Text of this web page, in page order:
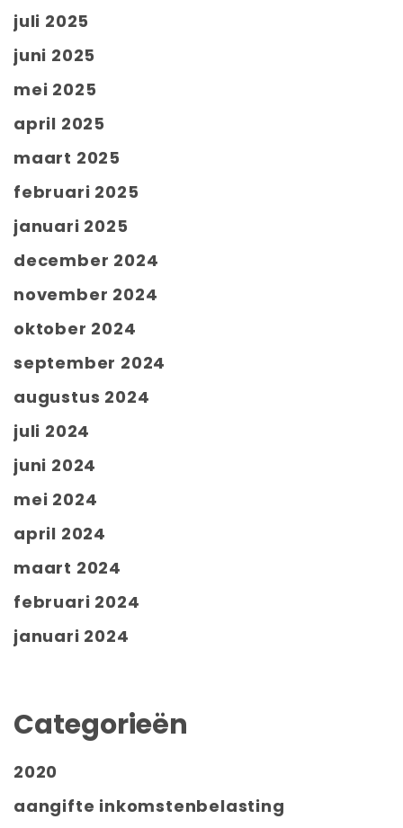
juli 2025
juni 2025
mei 2025
april 2025
maart 2025
februari 2025
januari 2025
december 2024
november 2024
oktober 2024
september 2024
augustus 2024
juli 2024
juni 2024
mei 2024
april 2024
maart 2024
februari 2024
januari 2024
Categorieën
2020
aangifte inkomstenbelasting